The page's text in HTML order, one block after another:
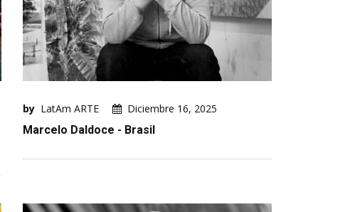
by LatAm ARTE
Diciembre 16, 2025
Marcelo Daldoce - Brasil